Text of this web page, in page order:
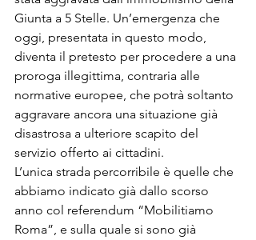
Giunta a 5 Stelle. Un’emergenza che
oggi, presentata in questo modo,
diventa il pretesto per procedere a una
proroga illegittima, contraria alle
normative europee, che potrà soltanto
aggravare ancora una situazione già
disastrosa a ulteriore scapito del
servizio offerto ai cittadini.
L’unica strada percorribile è quelle che
abbiamo indicato già dallo scorso
anno col referendum “Mobilitiamo
Roma”, e sulla quale si sono già